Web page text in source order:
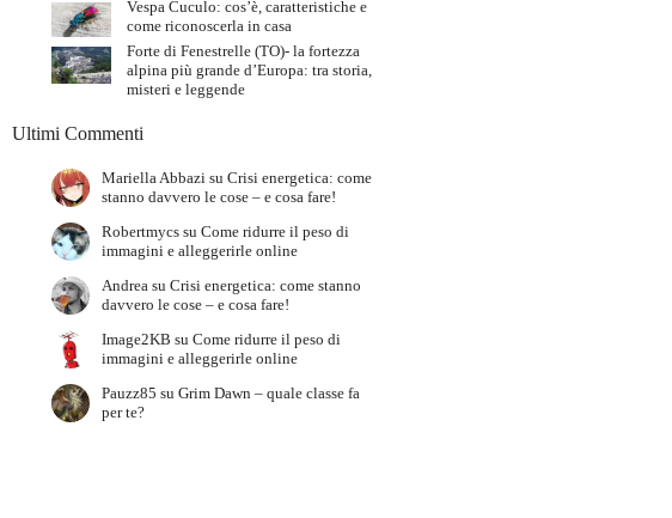
Vespa Cuculo: cos’è, caratteristiche e
come riconoscerla in casa
Forte di Fenestrelle (TO)- la fortezza
alpina più grande d’Europa: tra storia,
misteri e leggende
Ultimi Commenti
Mariella Abbazi su Crisi energetica: come
stanno davvero le cose – e cosa fare!
Robertmycssu Come ridurre il peso di
immagini e alleggerirle online
Andrea su Crisi energetica: come stanno
davvero le cose – e cosa fare!
Image2KB su Come ridurre il peso di
immagini e alleggerirle online
Pauzz85 su Grim Dawn – quale classe fa
per te?